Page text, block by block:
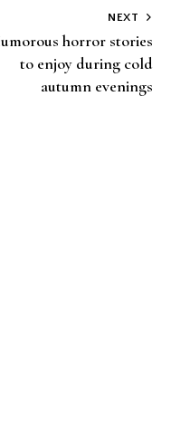
NEXT
horror stories
to enjoy during cold
autumn evenings